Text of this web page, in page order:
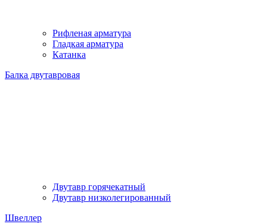
Рифленая арматура
Гладкая арматура
Катанка
Балка двутавровая
Двутавр горячекатный
Двутавр низколегированный
Швеллер